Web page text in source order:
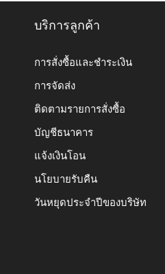
บริการลูกค้า
การสั่งซื้อและชำระเงิน
การจัดส่ง
ติดตามรายการสั่งซื้อ
บัญชีธนาคาร
แจ้งเงินโอน
นโยบายรับคืน
วันหยุดประจำปีของบริษัท